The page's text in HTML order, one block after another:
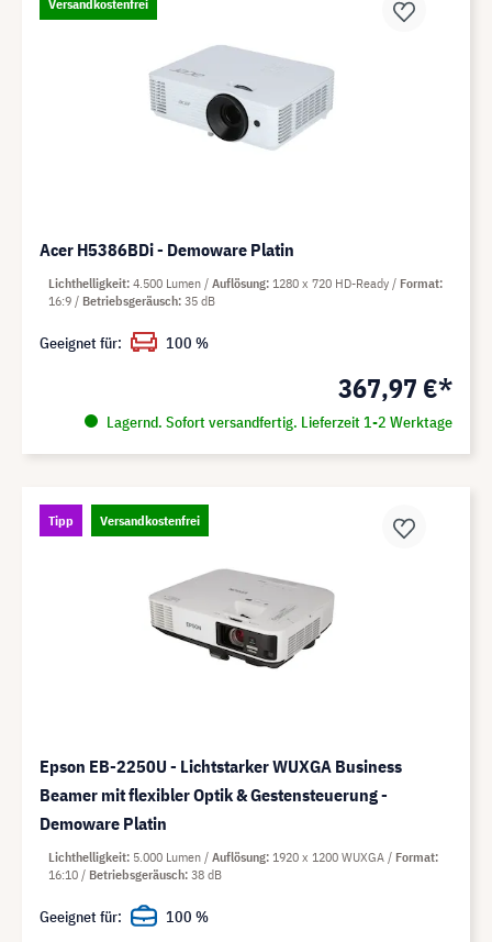
Versandkostenfrei
Acer H5386BDi - Demoware Platin
367,97 €*
Lagernd. Sofort versandfertig. Lieferzeit 1-2 Werktage
Lichthelligkeit 4.500 Lumen Auflösung 1280 x 720 HD-Ready
Format
16:9
Betriebsgeräusch 35 dB
Geeignet für: 100 %
Tipp Versandkostenfrei
Epson EB-2250U - Lichtstarker WUXGA Business
Beamer mit flexibler Optik & Gestensteuerung -
Demoware Platin
Lichthelligkeit 5.000 Lumen Auflösung 1920 x 1200 WUXGA
Format
16:10
Betriebsgeräusch 38 dB
Geeignet für: 100 %